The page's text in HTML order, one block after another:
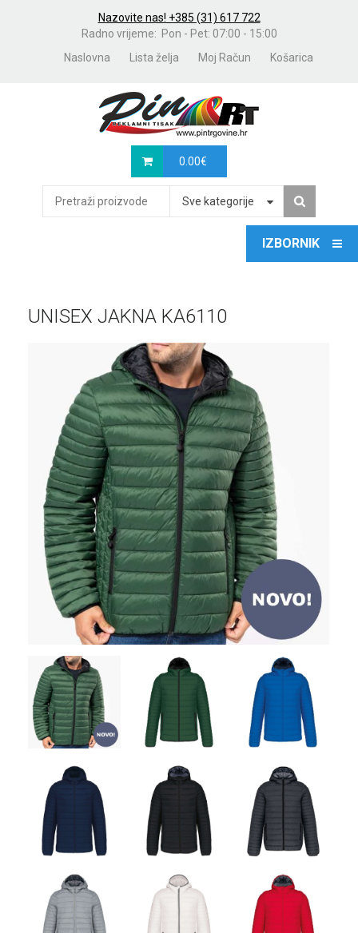
Nazovite nas! +385 (31) 617 722
Radno vrijeme: Pon - Pet: 07:00 - 15:00
Naslovna
Lista želja Moj Račun Košarica
0.00€
Sve kategorije
UNISEX JAKNA KA6110